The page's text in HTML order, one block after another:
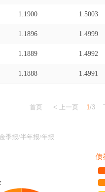
1.1900 1.5003
1.1896 1.4999
1.1889 1.4992
1.1888 1.4991
首页 < 上一页 1/3
季报/半年报/年报
债